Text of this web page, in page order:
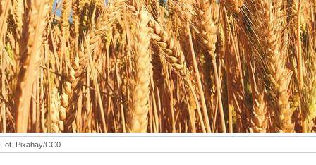
Fot. Pixabay/CC0